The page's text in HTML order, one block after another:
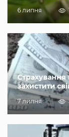
6 липня
захистити
7 липня